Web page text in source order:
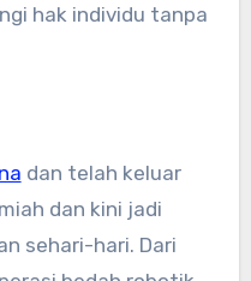
hak individu tanpa
dan telah keluar
dan kini jadi
sehari-hari. Dari